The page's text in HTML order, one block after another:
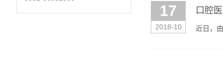
17
2018-10
口腔
近日，